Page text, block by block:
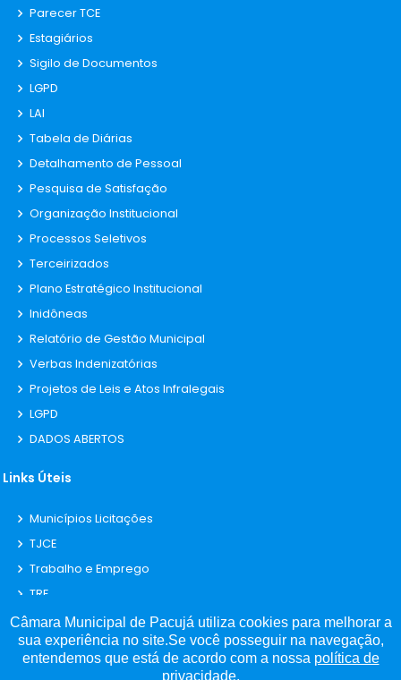
Parecer TCE
Estagiários
Sigilo de Documentos
LGPD
LAI
Tabela de Diárias
Detalhamento de Pessoal
Pesquisa de Satisfação
Organização Institucional
Processos Seletivos
Terceirizados
Plano Estratégico Institucional
Inidôneas
Relatório de Gestão Municipal
Verbas Indenizatórias
Projetos de Leis e Atos Infralegais
LGPD
DADOS ABERTOS
Links Úteis
Municípios Licitações
TJCE
Trabalho e Emprego
TRE
TCE
Câmara Municipal de Pacujá utiliza cookies para melhorar a
sua experiência no site.Se você posseguir na navegação,
entendemos que está de acordo com a nossa política de
privacidade.